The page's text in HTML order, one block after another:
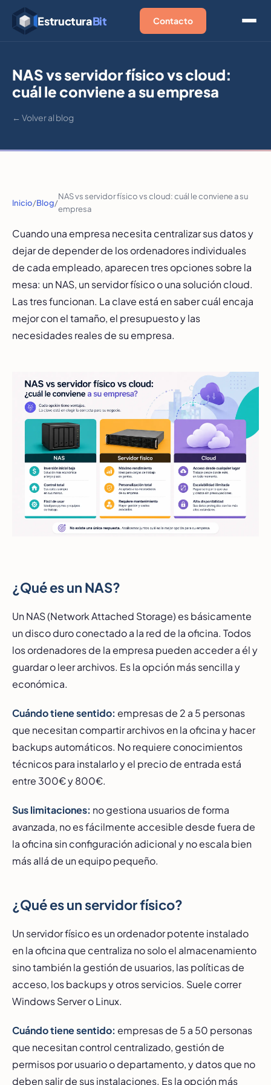
EstructuraBit Contacto
NAS vs servidor físico vs cloud:
cuál le conviene a su empresa
← Volver al blog
Inicio/Blog/
NAS vs servidor físico vs cloud: cuál le conviene a su
empresa
Cuando una empresa necesita centralizar sus datos y
dejar de depender de los ordenadores individuales
de cada empleado, aparecen tres opciones sobre la
mesa: un NAS, un servidor físico o una solución cloud.
Las tres funcionan. La clave está en saber cuál encaja
mejor con el tamaño, el presupuesto y las
necesidades reales de su empresa.
¿Qué es un NAS?
Un NAS (Network Attached Storage) es básicamente
un disco duro conectado a la red de la oficina. Todos
los ordenadores de la empresa pueden acceder a él y
guardar o leer archivos. Es la opción más sencilla y
económica.
Cuándo tiene sentido: empresas de 2 a 5 personas
que necesitan compartir archivos en la oficina y hacer
backups automáticos. No requiere conocimientos
técnicos para instalarlo y el precio de entrada está
entre 300€ y 800€.
Sus limitaciones: no gestiona usuarios de forma
avanzada, no es fácilmente accesible desde fuera de
la oficina sin configuración adicional y no escala bien
más allá de un equipo pequeño.
¿Qué es un servidor físico?
Un servidor físico es un ordenador potente instalado
en la oficina que centraliza no solo el almacenamiento
sino también la gestión de usuarios, las políticas de
acceso, los backups y otros servicios. Suele correr
Windows Server o Linux.
Cuándo tiene sentido: empresas de 5 a 50 personas
que necesitan control centralizado, gestión de
permisos por usuario o departamento, y datos que no
deben salir de sus instalaciones. Es la opción más